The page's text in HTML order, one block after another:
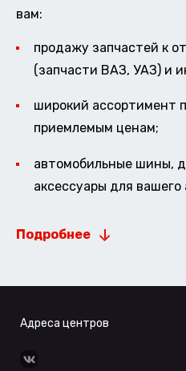
вам:
продажу запчастей к
(запчасти ВАЗ, УАЗ) и
широкий ассортимент
приемлемым ценам;
автомобильные шины,
аксессуары для вашего
Подробнее
Адреса центров